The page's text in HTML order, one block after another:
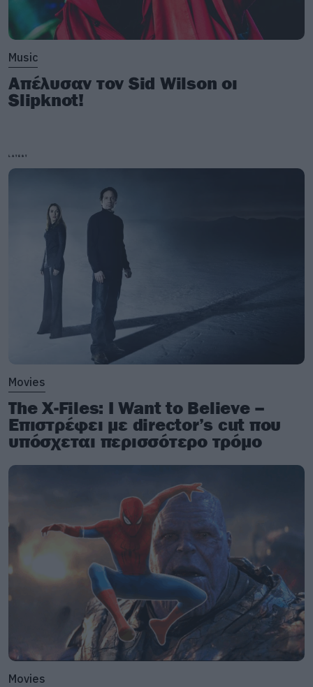
Music
Απέλυσαν τον Sid Wilson οι
Slipknot!
LATEST
Movies
The X-Files: I Want to Believe –
Επιστρέφει με director’s cut που
υπόσχεται περισσότερο τρόμο
Movies